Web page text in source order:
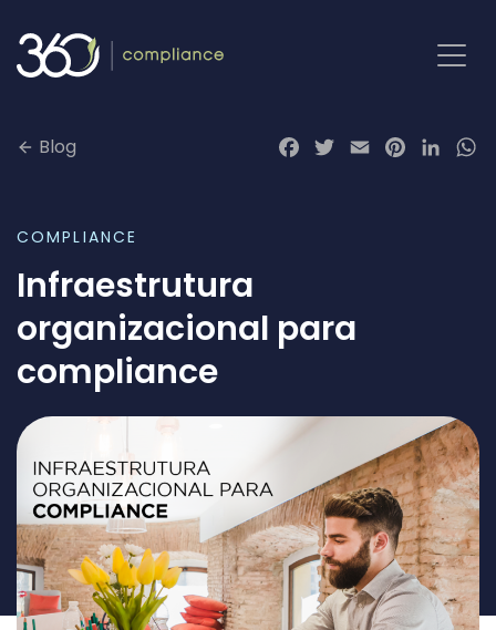
para
Blog
Facebook
Twitter
EmailPinterest
COMPLIANCE
Infraestrutura
organizacional para
compliance